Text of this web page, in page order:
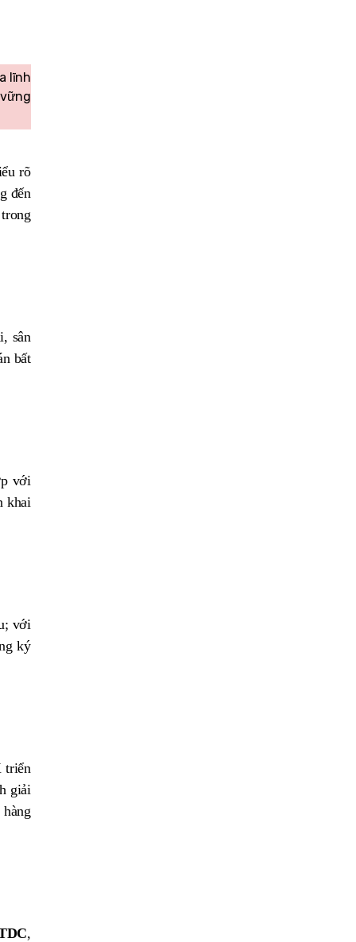
lĩnh
rõ
đến
sân
bất
với
khai
với
ký
triển
giải
,